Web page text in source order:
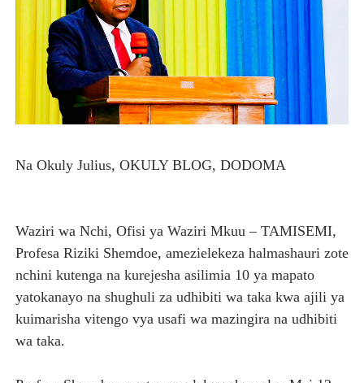
CDICD YAONGEZA THAMANI YA BLACK GRANITE
BARRICK NORTH MARA YAZIDI KUBORESHA MAISHA
Msajili wa Hazina akutana na kufanya mazungumzo na
MKANDARASI AKAMILISHA AWAMU YA KWANZA YA
VIJANA TUJITOKEZE KUITETEA SERIKALI DHIDI YA
WAZIRI DKT. GWAJIMA AMKABIDHI BAJAJI MPYA PIUS
NISHATI MBADALA 'RAFIKI BRIQUETTES' YAFUNGUA
TBS YAHIMIZA WAJASIRIAMALI KUTHIBITISHA UBORA
Na Okuly Julius, OKULY BLOG, DODOMA
Waziri wa Nchi, Ofisi ya Waziri Mkuu – TAMISEMI,
Profesa Riziki Shemdoe, amezielekeza halmashauri zote
nchini kutenga na kurejesha asilimia 10 ya mapato
yatokanayo na shughuli za udhibiti wa taka kwa ajili ya
kuimarisha vitengo vya usafi wa mazingira na udhibiti
wa taka.